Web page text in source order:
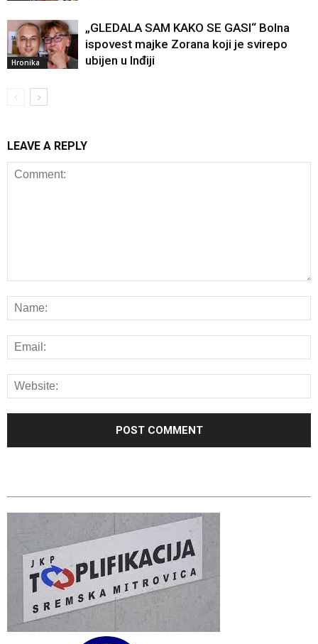
Hronika
„GLEDALA SAM KAKO SE GASI“ Bolna
ispovest majke Zorana koji je svirepo
ubijen u Inđiji
LEAVE A REPLY